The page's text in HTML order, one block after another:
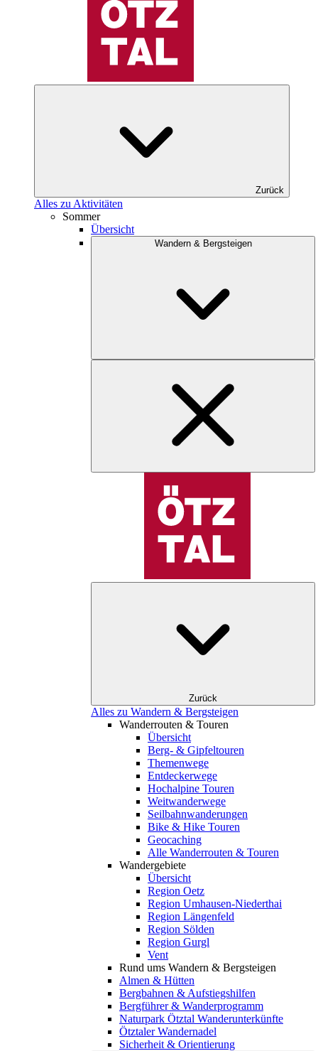
Zurück
Alles zu Aktivitäten
Sommer
Übersicht
Wandern & Bergsteigen
Zurück
Alles zu Wandern & Bergsteigen
Wanderrouten & Touren
Übersicht
Berg- & Gipfeltouren
Themenwege
Entdeckerwege
Hochalpine Touren
Weitwanderwege
Seilbahnwanderungen
Bike & Hike Touren
Geocaching
Alle Wanderrouten & Touren
Wandergebiete
Übersicht
Region Oetz
Region Umhausen-Niederthai
Region Längenfeld
Region Sölden
Region Gurgl
Vent
Rund ums Wandern & Bergsteigen
Almen & Hütten
Bergbahnen & Aufstiegshilfen
Bergführer & Wanderprogramm
Naturpark Ötztal Wanderunterkünfte
Ötztaler Wandernadel
Sicherheit & Orientierung